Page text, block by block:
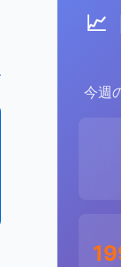
📈
今週